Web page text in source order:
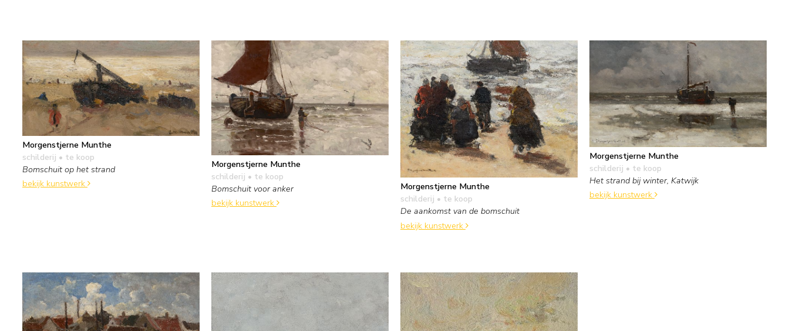
Morgenstjerne Munthe
schilderij • te koop
Bomschuit op het strand
bekijk kunstwerk
Morgenstjerne Munthe
schilderij • te koop
Bomschuit voor anker
bekijk kunstwerk
Morgenstjerne Munthe
schilderij • te koop
De aankomst van de bomschuit
bekijk kunstwerk
Morgenstjerne Munthe
schilderij • te koop
Het strand bij winter, Katwijk
bekijk kunstwerk